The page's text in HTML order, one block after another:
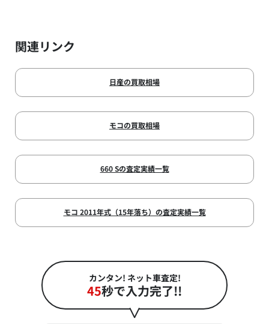
関連リンク
日産の買取相場
モコの買取相場
660 Sの査定実績一覧
モコ 2011年式（15年落ち）の査定実績一覧
カンタン! ネット車査定!
45秒で入力完了!!